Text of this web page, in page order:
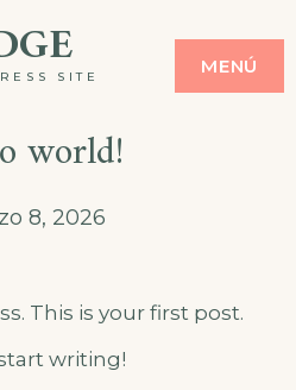
SITE MENÚ
world!
8, 2026
This is your first post.
writing!